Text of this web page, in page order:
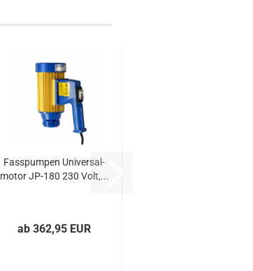
Fas­s­pum­pen Uni­ver­sal­
mo­tor JP-​180 230 Volt,...
ab 362,95 EUR